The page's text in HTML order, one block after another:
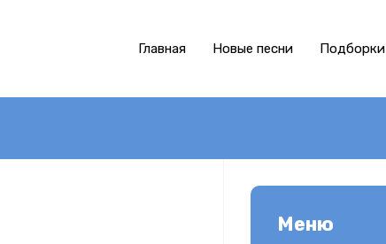
Главная Новые песни Подборки
Меню